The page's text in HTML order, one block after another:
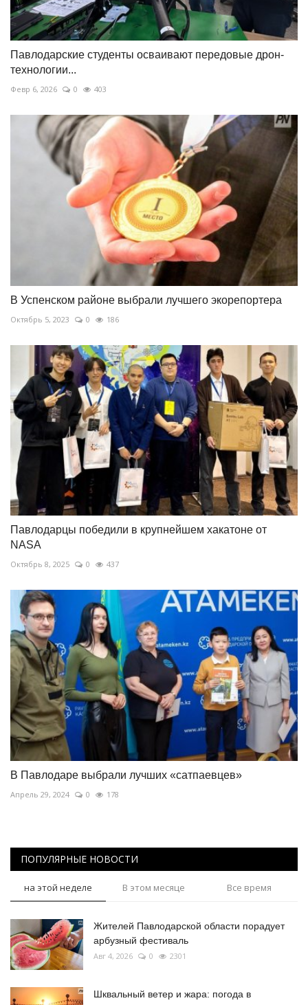
Павлодарские студенты осваивают передовые дрон-
технологии...
Февр 6, 2026 0 403
В Успенском районе выбрали лучшего экорепортера
Октябрь 5, 2023 0 186
Павлодарцы победили в крупнейшем хакатоне от
NASA
Октябрь 8, 2025 0 437
В Павлодаре выбрали лучших «сатпаевцев»
Апрель 29, 2024 0 178
ПОПУЛЯРНЫЕ НОВОСТИ
на этой неделе В этом месяце Все время
Жителей Павлодарской области порадует
арбузный фестиваль
Авг 4, 2026 0 2301
Шквальный ветер и жара: погода в